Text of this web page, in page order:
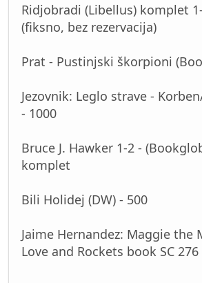
Ridjobradi (Libellus) komplet
(fiksno, bez rezervacija)
Prat - Pustinjski škorpioni
Jezovnik: Leglo strave -
- 1000
Bruce J. Hawker 1-2 -
komplet
Bili Holidej (DW) - 500
Jaime Hernandez: Maggie the
Love and Rockets book SC